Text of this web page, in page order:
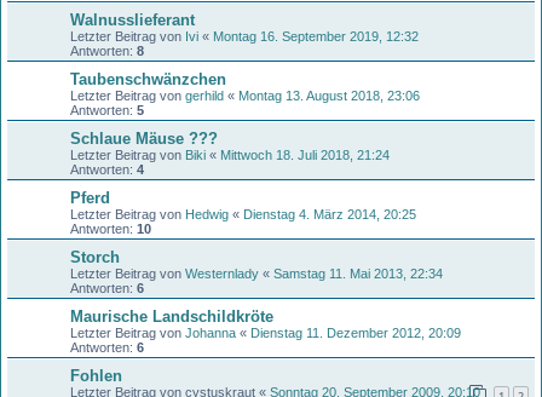
Walnusslieferant
Letzter Beitrag von Ivi « Montag 16. September 2019, 12:32
Antworten: 8
Taubenschwänzchen
Letzter Beitrag von gerhild « Montag 13. August 2018, 23:06
Antworten: 5
Schlaue Mäuse ???
Letzter Beitrag von Biki « Mittwoch 18. Juli 2018, 21:24
Antworten: 4
Pferd
Letzter Beitrag von Hedwig « Dienstag 4. März 2014, 20:25
Antworten: 10
Storch
Letzter Beitrag von Westernlady « Samstag 11. Mai 2013, 22:34
Antworten: 6
Maurische Landschildkröte
Letzter Beitrag von Johanna « Dienstag 11. Dezember 2012, 20:09
Antworten: 6
Fohlen
Letzter Beitrag von cystuskraut « Sonntag 20. September 2009, 20:10